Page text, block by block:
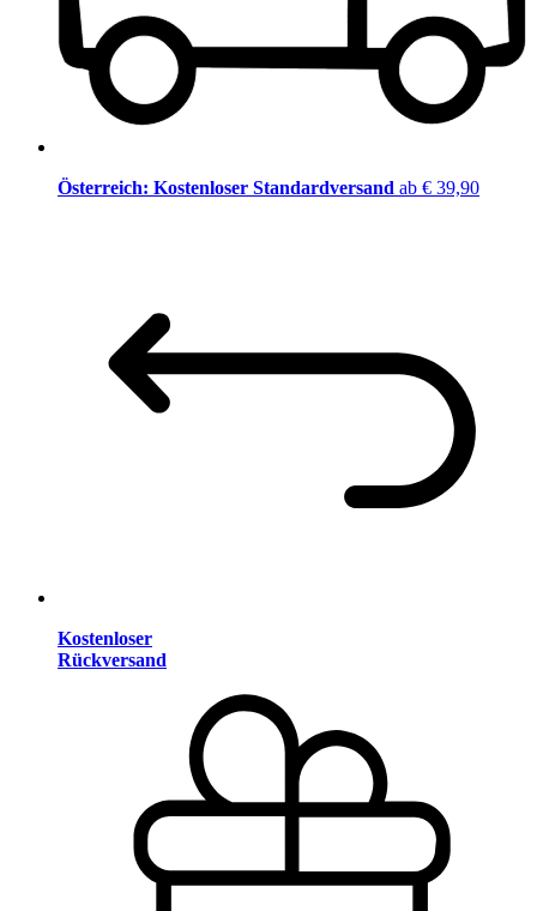
Österreich: Kostenloser Standardversand ab € 39,90
Kostenloser
Rückversand